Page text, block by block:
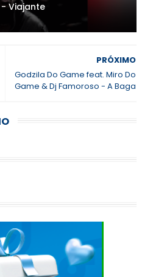
- Viajante
PRÓXIMO
Godzila Do Game feat. Miro Do
Game & Dj Famoroso - A Baga